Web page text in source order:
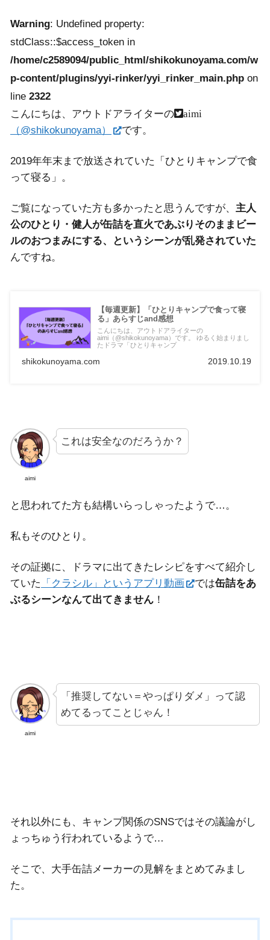
Warning: Undefined property:
stdClass::$access_token in
/home/c2589094/public_html/shikokunoyama.com/w
p-content/plugins/yyi-rinker/yyi_rinker_main.php on
line 2322
こんにちは、アウトドアライターの
aimi
（@shikokunoyama） です。
2019年年末まで放送されていた「ひとりキャンプで食
って寝る」。
ご覧になっていた方も多かったと思うんですが、 主人
公のひとり・健人が缶詰を直火であぶりそのままビー
ルのおつまみにする、というシーンが乱発されていた
んですね。
【毎週更新】「ひとりキャンプで食って寝
る」あらすじand感想
こんにちは、アウトドアライターの
aimi（@shikokunoyama）です。 ゆるく始まりまし
たドラマ「ひとりキャンプ
shikokunoyama.com 2019.10.19
aimi
これは安全なのだろうか？
と思われてた方も結構いらっしゃったようで…。
私もそのひとり。
その証拠に、ドラマに出てきたレシピをすべて紹介し
ていた
「クラシル」というアプリ動画 では缶詰をあ
ぶるシーンなんて出てきません ！
aimi
「推奨してない＝やっぱりダメ」って認
めてるってことじゃん！
それ以外にも、キャンプ関係のSNSではその議論がし
ょっちゅう行われているようで…
そこで、大手缶詰メーカーの見解をまとめてみまし
た。